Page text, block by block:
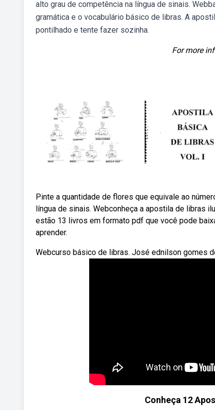
alto grau de competência na língua de sinais.
gramática e o vocabulário básico de libras. A
pontilhado e tente fazer sozinha.
For more
Pinte a quantidade de flores que equivale ao
língua de sinais. Webconheça a apostila de libras
estão 13 livros em formato pdf que você pode
aprender.
Webcurso básico de libras. José ednilson gomes
Conheça 12